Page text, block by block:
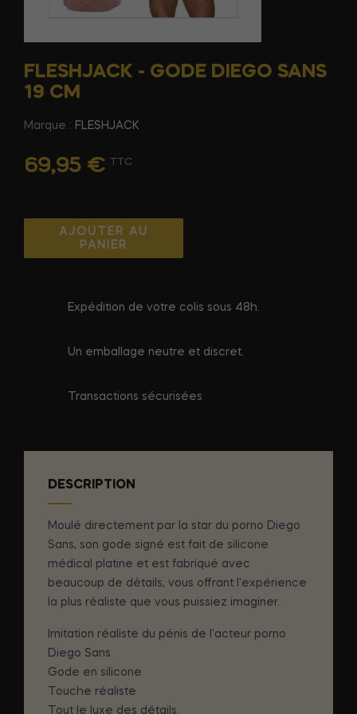
FLESHJACK - GODE DIEGO SANS
19 CM
Marque : FLESHJACK
69,95 € TTC
AJOUTER AU
PANIER
Expédition de votre colis sous 48h.
Un emballage neutre et discret.
Transactions sécurisées
DESCRIPTION
Moulé directement par la star du porno Diego
Sans, son gode signé est fait de silicone
médical platine et est fabriqué avec
beaucoup de détails, vous offrant l'expérience
la plus réaliste que vous puissiez imaginer.
Imitation réaliste du pénis de l'acteur porno
Diego Sans
Gode en silicone
Touche réaliste
Tout le luxe des détails.